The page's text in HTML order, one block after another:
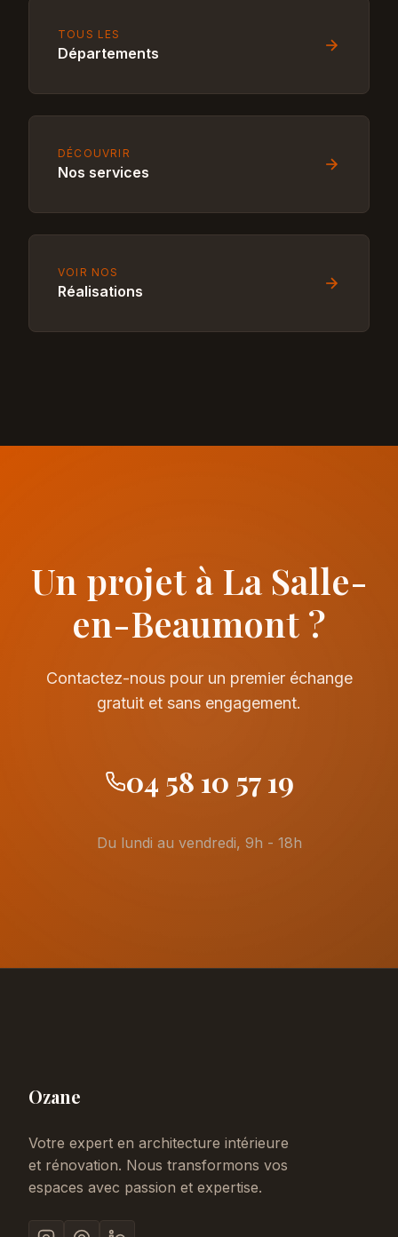
TOUS LES
Départements
DÉCOUVRIR
Nos services
VOIR NOS
Réalisations
Un projet à La Salle-
en-Beaumont ?
Contactez-nous pour un premier échange
gratuit et sans engagement.
04 58 10 57 19
Du lundi au vendredi, 9h - 18h
Ozane
Votre expert en architecture intérieure
et rénovation. Nous transformons vos
espaces avec passion et expertise.